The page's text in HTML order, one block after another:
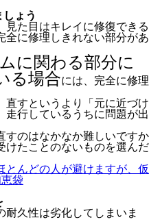
ょう
見た目はキレイに修復できる
全に修理しきれない部分があ
に関わる部分に
る場合には、完全に修理
直すというより「元に近づけ
走行しているうちに問題が出
すのはなかなか難しいですか
けたことのないものを選んだ
とんどの人が避けますが、仮
袋
耐久性は劣化してしまいま